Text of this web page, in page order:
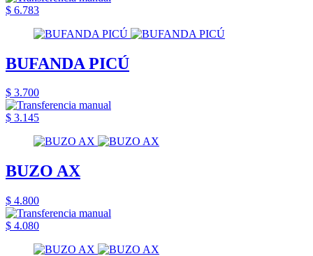
$ 6.783
BUFANDA PICÚ
$ 3.700
$ 3.145
BUZO AX
$ 4.800
$ 4.080